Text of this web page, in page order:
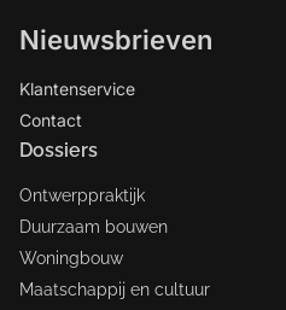
Nieuwsbrieven
Klantenservice
Contact
Dossiers
Ontwerppraktijk
Duurzaam bouwen
Woningbouw
Maatschappij en cultuur